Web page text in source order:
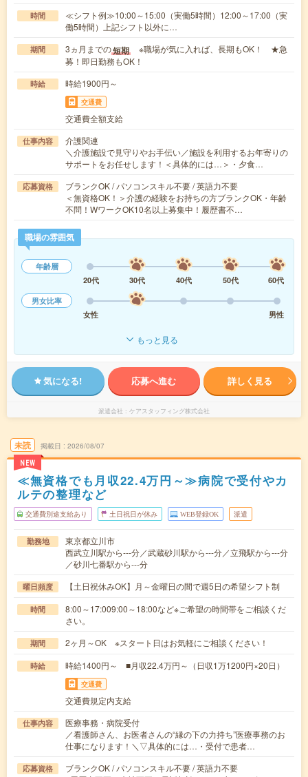
時間
≪シフト例≫10:00～15:00（実働5時間）12:00～17:00（実
働5時間）上記シフト以外に…
期間 3ヵ月までの短期
※職場が気に入れば、長期もOK！ ★急
募！即日勤務もOK！
時給 時給1900円～
交通費
交通費全額支給
仕事内容
介護関連
＼介護施設で見守りやお手伝い／施設を利用するお年寄りの
サポートをお任せします！＜具体的には…＞・夕食…
応募資格
ブランクOK / パソコンスキル不要 / 英語力不要
＜無資格OK！＞介護の経験をお持ちの方ブランクOK・年齢
不問！WワークOK10名以上募集中！履歴書不…
職場の雰囲気
年齢層
20代
30代 40代 50代
60代
男女比率
女性
男性
もっと見る
気になる! 応募へ進む 詳しく見る
派遣会社 ケアスタッフィング株式会社
未読
NEW
掲載日 2026/08/07
≪無資格でも月収22.4万円～≫病院で受付やカ
ルテの整理など
交通費別途支給あり 土日祝日が休み WEB登録OK 派遣
勤務地
東京都立川市
西武立川駅から---分／武蔵砂川駅から---分／立飛駅から---分
／砂川七番駅から---分
曜日頻度 【土日祝休みOK】月～金曜日の間で週5日の希望シフト制
時間
8:00～17:009:00～18:00など※ご希望の時間帯をご相談くだ
さい。
期間 2ヶ月～OK ※スタート日はお気軽にご相談ください！
時給 時給1400円～ ■月収22.4万円～（日収1万1200円×20日）
交通費
交通費規定内支給
仕事内容
医療事務・病院受付
／看護師さん、お医者さんの“縁の下の力持ち”医療事務のお
仕事になります！＼▽具体的には…・受付で患者…
応募資格
ブランクOK / パソコンスキル不要 / 英語力不要